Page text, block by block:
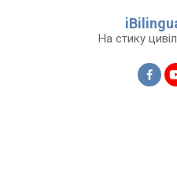
На стику